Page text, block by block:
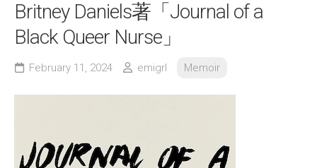
Britney Daniels著「Journal of a
Black Queer Nurse」
February 11, 2024 emigrl Memoir